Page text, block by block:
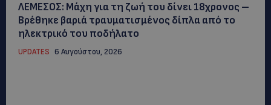
ΛΕΜΕΣΟΣ: Μάχη για τη ζωή του δίνει 18χρονος –
Βρέθηκε βαριά τραυματισμένος δίπλα από το
ηλεκτρικό του ποδήλατο
UPDATES 6 Αυγούστου, 2026